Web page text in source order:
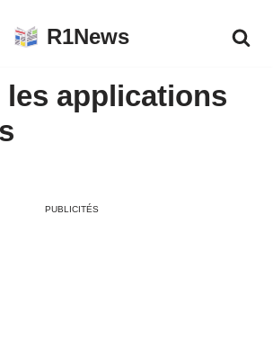
R1News
les applications
PUBLICITÉS